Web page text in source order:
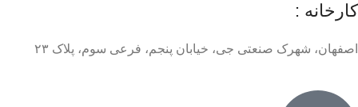
کارخانه :
اصفهان، شهرک صنعتی جی، خیابان پنجم، فرعی سوم، پلاک ۲۳